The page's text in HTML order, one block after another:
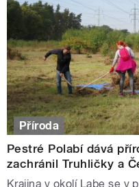
Příroda
Pestré Polabí dává
zachránil Truhličky a
Krajina v okolí Labe se v